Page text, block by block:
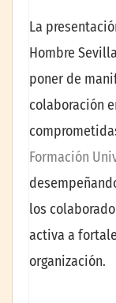
La
Hombre
poner de
colaboración
Formación
los
activa a
organización.